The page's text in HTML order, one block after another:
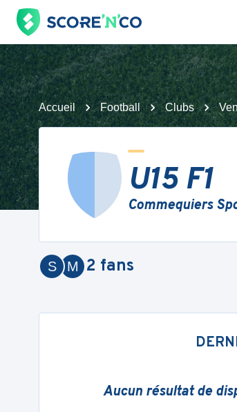
Accueil Football Clubs
U15 F1
Commequiers
M
S 2 fans
Aucun résultat de